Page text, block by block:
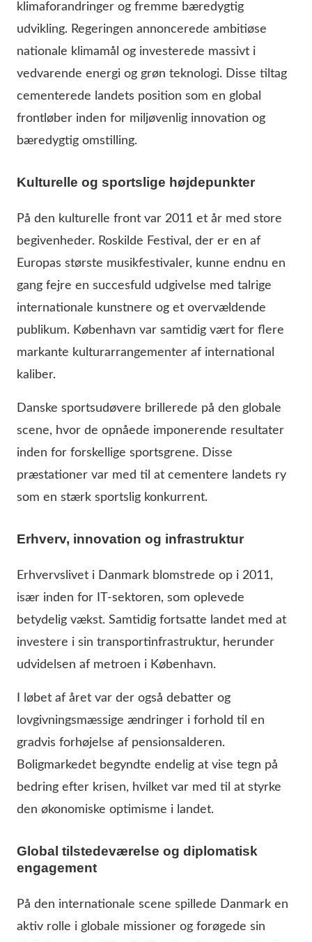
klimaforandringer og fremme bæredygtig
udvikling. Regeringen annoncerede ambitiøse
nationale klimamål og investerede massivt i
vedvarende energi og grøn teknologi. Disse tiltag
cementerede landets position som en global
frontløber inden for miljøvenlig innovation og
bæredygtig omstilling.
Kulturelle og sportslige højdepunkter
På den kulturelle front var 2011 et år med store
begivenheder. Roskilde Festival, der er en af
Europas største musikfestivaler, kunne endnu en
gang fejre en succesfuld udgivelse med talrige
internationale kunstnere og et overvældende
publikum. København var samtidig vært for flere
markante kulturarrangementer af international
kaliber.
Danske sportsudøvere brillerede på den globale
scene, hvor de opnåede imponerende resultater
inden for forskellige sportsgrene. Disse
præstationer var med til at cementere landets ry
som en stærk sportslig konkurrent.
Erhverv, innovation og infrastruktur
Erhvervslivet i Danmark blomstrede op i 2011,
især inden for IT-sektoren, som oplevede
betydelig vækst. Samtidig fortsatte landet med at
investere i sin transportinfrastruktur, herunder
udvidelsen af metroen i København.
I løbet af året var der også debatter og
lovgivningsmæssige ændringer i forhold til en
gradvis forhøjelse af pensionsalderen.
Boligmarkedet begyndte endelig at vise tegn på
bedring efter krisen, hvilket var med til at styrke
den økonomiske optimisme i landet.
Global tilstedeværelse og diplomatisk
engagement
På den internationale scene spillede Danmark en
aktiv rolle i globale missioner og forøgede sin